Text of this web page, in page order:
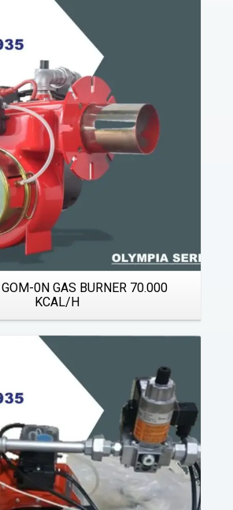
Details
0N GAS BURNER 70.000
KCAL/H